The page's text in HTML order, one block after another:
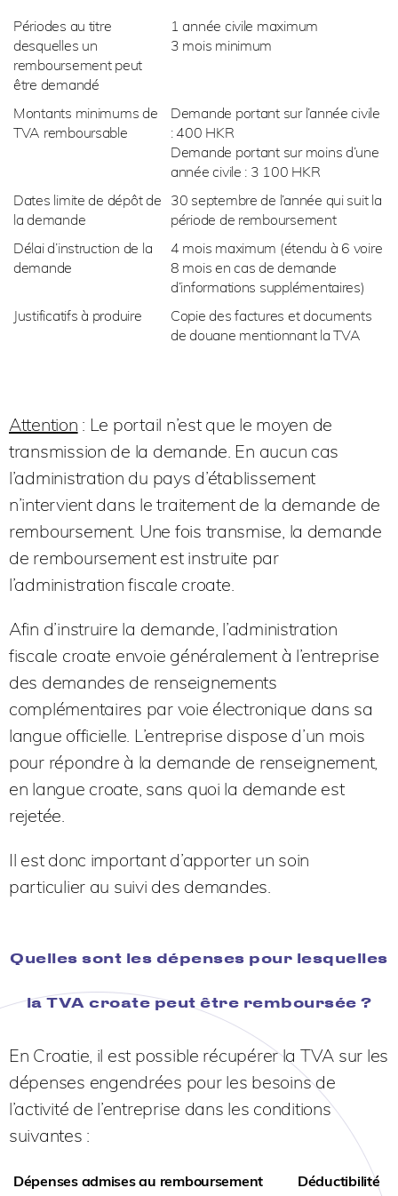
Périodes au titre
desquelles un
remboursement peut
être demandé
1 année civile maximum
3 mois minimum
Montants minimums de
TVA remboursable
Demande portant sur l’année civile
: 400 HKR
Demande portant sur moins d’une
année civile : 3 100 HKR
Dates limite de dépôt de
la demande
30 septembre de l’année qui suit la
période de remboursement
Délai d’instruction de la
demande
4 mois maximum (étendu à 6 voire
8 mois en cas de demande
d’informations supplémentaires)
Justificatifs à produire
Copie des factures et documents
de douane mentionnant la TVA
Attention : Le portail n’est que le moyen de
transmission de la demande. En aucun cas
l’administration du pays d’établissement
n’intervient dans le traitement de la demande de
remboursement. Une fois transmise, la demande
de remboursement est instruite par
l’administration fiscale croate.
Afin d’instruire la demande, l’administration
fiscale croate envoie généralement à l’entreprise
des demandes de renseignements
complémentaires par voie électronique dans sa
langue officielle. L’entreprise dispose d’un mois
pour répondre à la demande de renseignement,
en langue croate, sans quoi la demande est
rejetée.
Il est donc important d’apporter un soin
particulier au suivi des demandes.
Quelles sont les dépenses pour lesquelles
la TVA croate peut être remboursée ?
En Croatie, il est possible récupérer la TVA sur les
dépenses engendrées pour les besoins de
l’activité de l’entreprise dans les conditions
suivantes :
Dépenses admises au remboursement
Déductibilité